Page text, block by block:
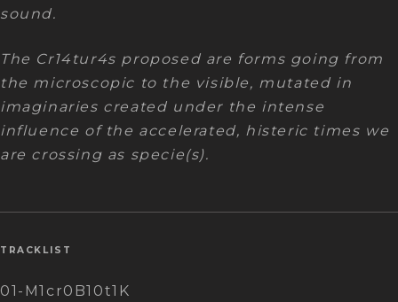
sound.
The Cr14tur4s proposed are forms going from
the microscopic to the visible, mutated in
imaginaries created under the intense
influence of the accelerated, histeric times we
are crossing as specie(s).
TRACKLIST
01-M1cr0B10t1K